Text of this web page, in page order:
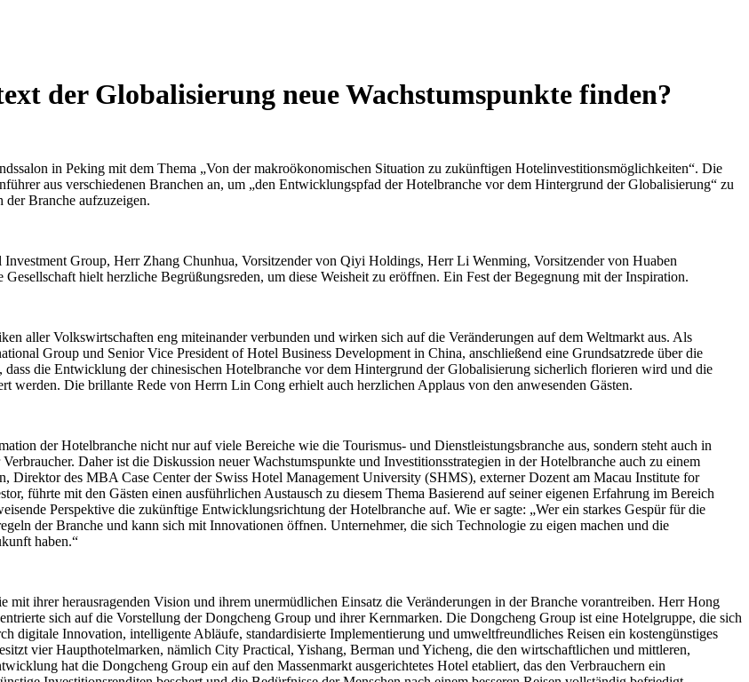
der Globalisierung neue Wachstumspunkte finden?
in Peking mit dem Thema „Von der makroökonomischen Situation zu zukünftigen Hotelinvestitionsmöglichkeiten“. Die
aus verschiedenen Branchen an, um „den Entwicklungspfad der Hotelbranche vor dem Hintergrund der Globalisierung“ zu
Branche aufzuzeigen.
Group, Herr Zhang Chunhua, Vorsitzender von Qiyi Holdings, Herr Li Wenming, Vorsitzender von Huaben
hielt herzliche Begrüßungsreden, um diese Weisheit zu eröffnen. Ein Fest der Begegnung mit der Inspiration.
aller Volkswirtschaften eng miteinander verbunden und wirken sich auf die Veränderungen auf dem Weltmarkt aus. Als
Group und Senior Vice President of Hotel Business Development in China, anschließend eine Grundsatzrede über die
die Entwicklung der chinesischen Hotelbranche vor dem Hintergrund der Globalisierung sicherlich florieren wird und die
werden. Die brillante Rede von Herrn Lin Cong erhielt auch herzlichen Applaus von den anwesenden Gästen.
der Hotelbranche nicht nur auf viele Bereiche wie die Tourismus- und Dienstleistungsbranche aus, sondern steht auch in
Daher ist die Diskussion neuer Wachstumspunkte und Investitionsstrategien in der Hotelbranche auch zu einem
Direktor des MBA Case Center der Swiss Hotel Management University (SHMS), externer Dozent am Macau Institute for
führte mit den Gästen einen ausführlichen Austausch zu diesem Thema Basierend auf seiner eigenen Erfahrung im Bereich
Perspektive die zukünftige Entwicklungsrichtung der Hotelbranche auf. Wie er sagte: „Wer ein starkes Gespür für die
der Branche und kann sich mit Innovationen öffnen. Unternehmer, die sich Technologie zu eigen machen und die
haben.“
ihrer herausragenden Vision und ihrem unermüdlichen Einsatz die Veränderungen in der Branche vorantreiben. Herr Hong
sich auf die Vorstellung der Dongcheng Group und ihrer Kernmarken. Die Dongcheng Group ist eine Hotelgruppe, die sich
digitale Innovation, intelligente Abläufe, standardisierte Implementierung und umweltfreundliches Reisen ein kostengünstiges
vier Haupthotelmarken, nämlich City Practical, Yishang, Berman und Yicheng, die den wirtschaftlichen und mittleren,
hat die Dongcheng Group ein auf den Massenmarkt ausgerichtetes Hotel etabliert, das den Verbrauchern ein